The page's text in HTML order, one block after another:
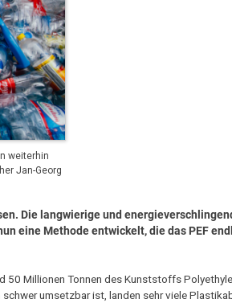
weiterhin
Jan-Georg
Die langwierige und
eine Methode entwickelt, die das PEF
Millionen Tonnen des Kunststoffs
umsetzbar ist, landen sehr viele